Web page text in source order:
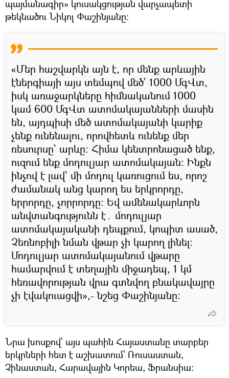
պայմանագիր» կուսակցության վարչապետի
թեկնածու Նիկոլ Փաշինյանը։
«Մեր հաշվարկն այն է, որ մենք արևային
էներգիայի այս տեմպով մեծ՝ 1000 ՄգՎտ,
իսկ առաջարկները հիմնականում 1000
կամ 600 ՄգՎտ ատոմակայանների մասին
են, այդպիսի մեծ ատոմակայանի կարիք
չենք ունենալու, որովհետև ունենք մեր
ռեսուրսը՝ արևը։ Հիմա կենտրոնացած ենք,
ուզում ենք մոդուլյար ատոմակայան։ Ինքն
ինչով է լավ՝ մի մոդուլ կառուցում ես, որոշ
ժամանակ անց կարող ես երկրորդը,
երրորդը, չորրորդը։ Եվ ամենակարևորն
անվտանգությունն է․ մոդուլյար
ատոմակայականի դեպքում, կոպիտ ասած,
Չեռնոբիլի նման վթար չի կարող լինել։
Մոդուլյար ատոմակայանում վթարը
համարվում է տեղային միջադեպ, 1 կմ
հեռավորության վրա գտնվող բնակավայրը
չի էվակուացվի»,- նշեց Փաշինյանը։
Նրա խոսքով՝ այս պահին Հայաստանը տարբեր
երկրների հետ է աշխատում՝ Ռուսաստան,
Չինաստան, Հարավային Կորեա, Ֆրանսիա։